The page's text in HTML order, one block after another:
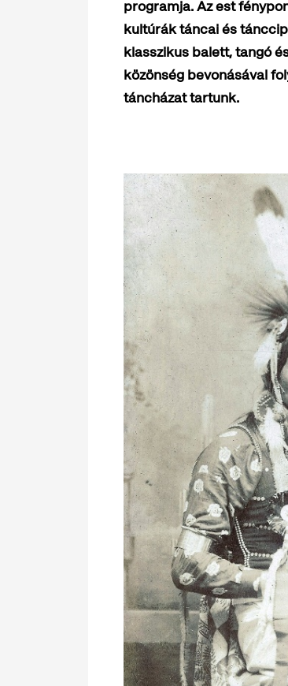
programja. Az est
kultúrák táncai és
klasszikus balett, tangó
közönség bevonásával
táncházat tartunk.